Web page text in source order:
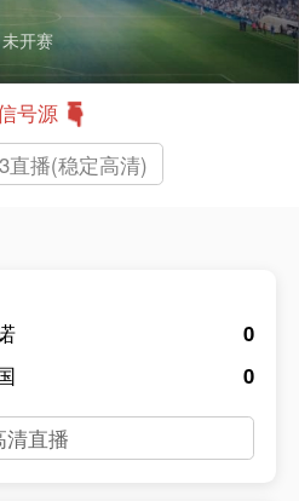
未开赛
号源
直播(稳定高清)
0
0
清直播